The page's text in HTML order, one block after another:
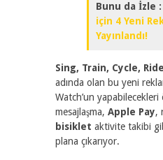
Bunu da İzle :
için 4 Yeni
Yayınlandı!
Sing, Train, Cycle,
adında olan bu yeni
Watch’un yapabilecekleri
mesajlaşma, Apple Pay,
bisiklet aktivite takibi
plana çıkarıyor.